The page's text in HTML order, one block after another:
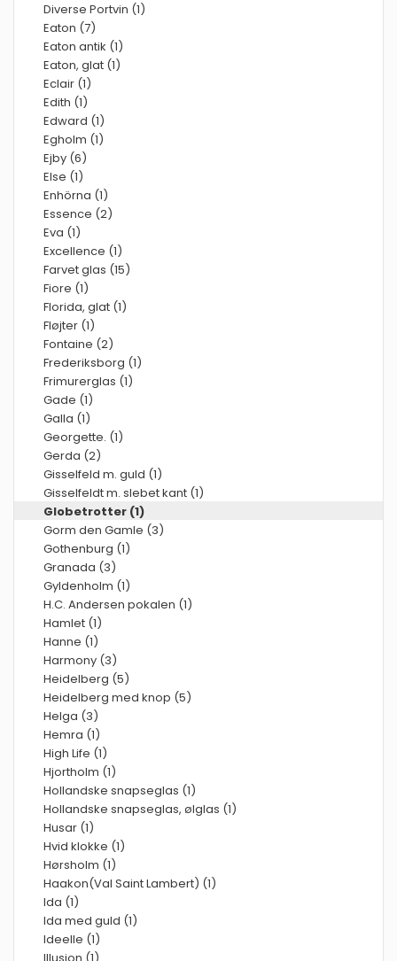
Diverse Portvin (1)
Eaton (7)
Eaton antik (1)
Eaton, glat (1)
Eclair (1)
Edith (1)
Edward (1)
Egholm (1)
Ejby (6)
Else (1)
Enhörna (1)
Essence (2)
Eva (1)
Excellence (1)
Farvet glas (15)
Fiore (1)
Florida, glat (1)
Fløjter (1)
Fontaine (2)
Frederiksborg (1)
Frimurerglas (1)
Gade (1)
Galla (1)
Georgette. (1)
Gerda (2)
Gisselfeld m. guld (1)
Gisselfeldt m. slebet kant (1)
Globetrotter (1)
Gorm den Gamle (3)
Gothenburg (1)
Granada (3)
Gyldenholm (1)
H.C. Andersen pokalen (1)
Hamlet (1)
Hanne (1)
Harmony (3)
Heidelberg (5)
Heidelberg med knop (5)
Helga (3)
Hemra (1)
High Life (1)
Hjortholm (1)
Hollandske snapseglas (1)
Hollandske snapseglas, ølglas (1)
Husar (1)
Hvid klokke (1)
Hørsholm (1)
Haakon(Val Saint Lambert) (1)
Ida (1)
Ida med guld (1)
Ideelle (1)